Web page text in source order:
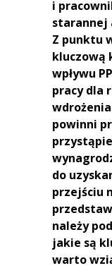
i
starannej
Z punktu
kluczową
wpływu
pracy dla
powinni
do
przejściu
należy
jakie są
warto